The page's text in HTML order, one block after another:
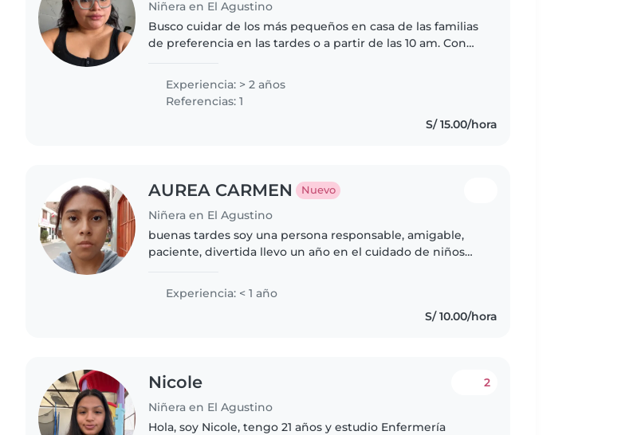
Niñera en El Agustino
Busco cuidar de los más pequeños en casa de las familias
de preferencia en las tardes o a partir de las 10 am. Con
manualidades y hacer..
Experiencia: > 2 años
Referencias: 1
S/ 15.00/hora
AUREA CARMEN Nuevo
Niñera en El Agustino
buenas tardes soy una persona responsable, amigable,
paciente, divertida llevo un año en el cuidado de niños
enfermería técnica..
Experiencia: < 1 año
S/ 10.00/hora
Nicole
Niñera en El Agustino
2
Hola, soy Nicole, tengo 21 años y estudio Enfermería